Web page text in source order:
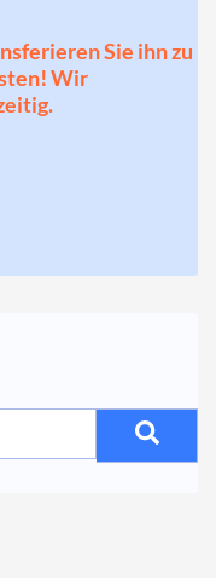
Sie ihn zu
Wir